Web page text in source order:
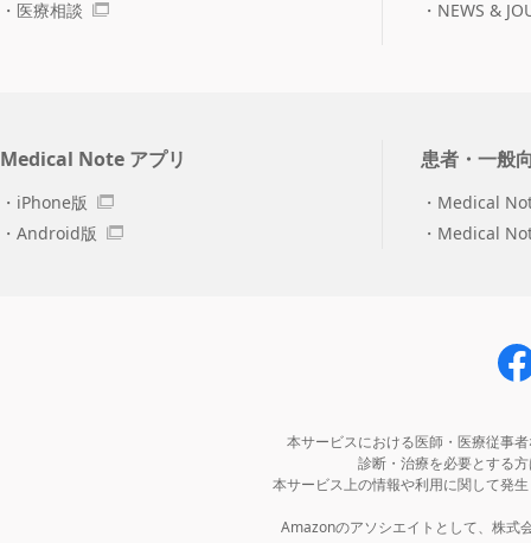
医療相談
NEWS &
Medical Note アプリ
iPhone版
Android版
患者・一般
Medical
Medical
本サービスにおける医師・医療従事
診断・治療を必要とする
本サービス上の情報や利用に関して発
Amazonのアソシエイトとして、株式